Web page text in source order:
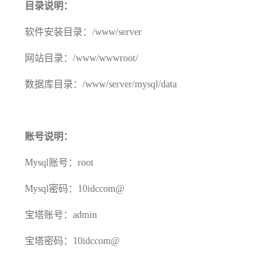
目录说明：
软件安装目录： /www/server
网站目录： /www/wwwroot/
数据库目录：/www/server/mysql/data
账号说明：
Mysql账号： root
Mysql密码： 10idccom@
宝塔账号： admin
宝塔密码： 10idccom@